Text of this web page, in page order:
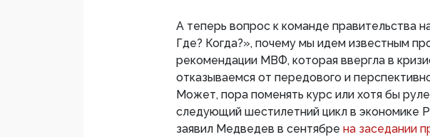
А теперь вопрос к команде правительства
Где? Когда?», почему мы идем известным
рекомендации МВФ, которая ввергла в
отказываемся от передового и
Может, пора поменять курс или хотя бы
следующий шестилетний цикл в экономике
заявил Медведев в сентябре на заседании